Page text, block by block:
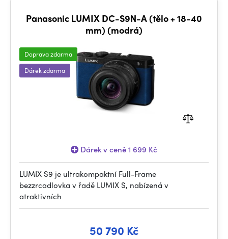
Panasonic LUMIX DC-S9N-A (tělo + 18-40
mm) (modrá)
Doprava zdarma
Dárek zdarma
Dárek v ceně 1 699 Kč
LUMIX S9 je ultrakompaktní Full-Frame
bezzrcadlovka v řadě LUMIX S, nabízená v
atraktivních
50 790 Kč